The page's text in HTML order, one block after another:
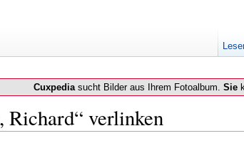
Cuxpediasucht Bilder aus Ihrem Fotoalbum. Sie
Richard“ verlinken